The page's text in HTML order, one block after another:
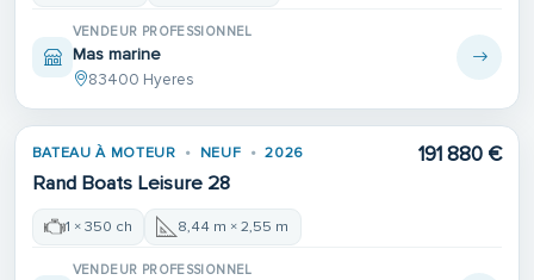
VENDEUR PROFESSIONNEL
Mas marine
83400 Hyeres
BATEAU À MOTEUR NEUF 2026
Rand Boats Leisure 28
191 880 €
1 × 350 ch 8,44 m × 2,55 m
VENDEUR PROFESSIONNEL